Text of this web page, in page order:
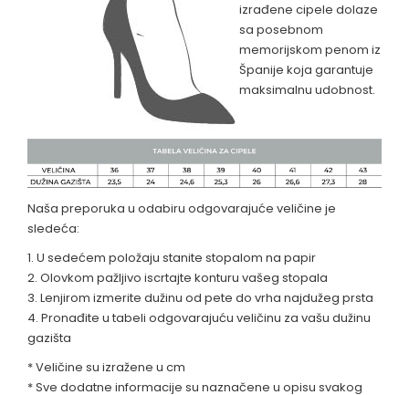
izrađene cipele dolaze
sa posebnom
memorijskom penom iz
Španije koja garantuje
maksimalnu udobnost.
Naša preporuka u odabiru odgovarajuće veličine je
sledeća:
1. U sedećem položaju stanite stopalom na papir
2. Olovkom pažljivo iscrtajte konturu vašeg stopala
3. Lenjirom izmerite dužinu od pete do vrha najdužeg prsta
4. Pronađite u tabeli odgovarajuću veličinu za vašu dužinu
gazišta
* Veličine su izražene u cm
* Sve dodatne informacije su naznačene u opisu svakog